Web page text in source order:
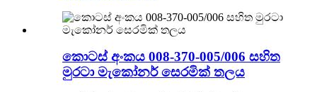
කොටස් අංකය 008-370-005/006 සහිත
මුරටා මැකෝනර් සෙරමික් තලය